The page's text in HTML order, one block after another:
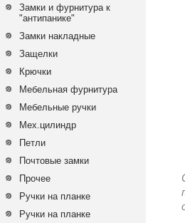
Замки и фурнитура к
"антипанике"
Замки накладные
Защелки
Крючки
Мебельная фурнитура
Мебельные ручки
Мех.цилиндр
Петли
Почтовые замки
Прочее
Ручки на планке
Ручки на планке